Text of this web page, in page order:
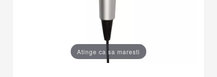
Atinge ca sa maresti